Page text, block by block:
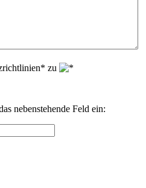
zu
nebenstehende Feld ein: